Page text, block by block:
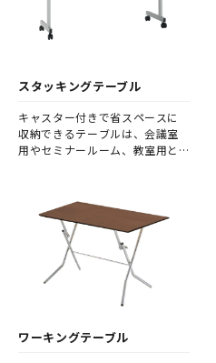
スタッキングテーブル
キャスター付きで省スペースに
収納できるテーブルは、会議室
用やセミナールーム、教室用と
ワーキングテーブル